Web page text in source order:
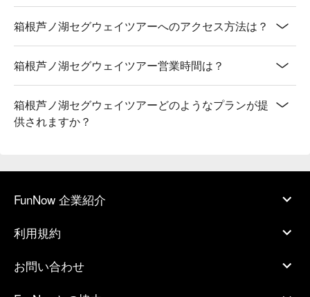
箱根芦ノ湖セグウェイツアーへのアクセス方法は？
箱根芦ノ湖セグウェイツアー営業時間は？
箱根芦ノ湖セグウェイツアーどのようなプランが提
供されますか？
FunNow 企業紹介
利用規約
お問い合わせ